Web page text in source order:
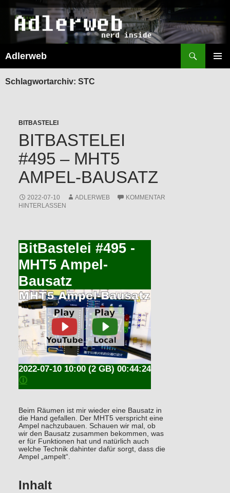
Adlerweb
SPRINGEN
Schlagwortarchiv: STC
BITBASTELEI
BITBASTELEI
#495 – MHT5
AMPEL-BAUSATZ
2022-07-10 ADLERWEB
KOMMENTAR
HINTERLASSEN
BitBastelei #495 -
MHT5 Ampel-
Bausatz
(2 GB) 00:44:24
2022-07-10 10:00
🛈
Beim Räumen ist mir wieder eine Bausatz in
die Hand gefallen. Der MHT5 verspricht eine
Ampel nachzubauen. Schauen wir mal, ob
wir den Bausatz zusammen bekommen, was
er für Funktionen hat und natürlich auch
welche Technik dahinter dafür sorgt, dass die
Ampel „ampelt“.
Inhalt